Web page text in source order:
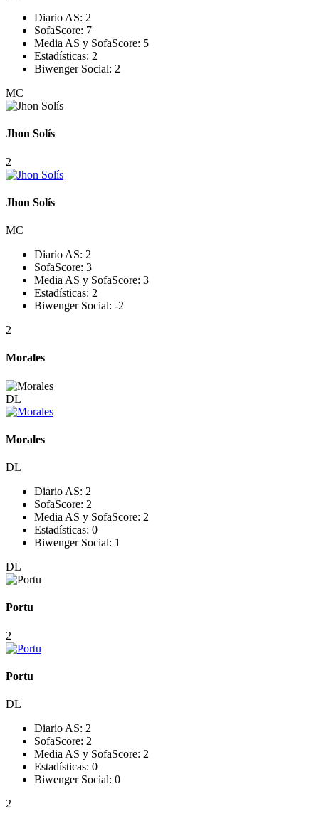
Diario AS: 2
SofaScore: 7
Media AS y SofaScore: 5
Estadísticas: 2
Biwenger Social: 2
MC
Jhon Solís
2
Jhon Solís
MC
Diario AS: 2
SofaScore: 3
Media AS y SofaScore: 3
Estadísticas: 2
Biwenger Social: -2
2
Morales
DL
Morales
DL
Diario AS: 2
SofaScore: 2
Media AS y SofaScore: 2
Estadísticas: 0
Biwenger Social: 1
DL
Portu
2
Portu
DL
Diario AS: 2
SofaScore: 2
Media AS y SofaScore: 2
Estadísticas: 0
Biwenger Social: 0
2